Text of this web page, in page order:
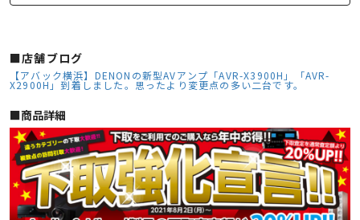
■店舗ブログ
【アバック横浜】DENONの新型AVアンプ「AVR-X3900H」「AVR-
X2900H」到着しました。思ったより変更点の多い二台です。
■︎商品詳細